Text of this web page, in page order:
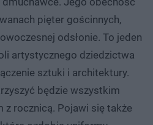
pięter gościnnych,
odsłonie. To jeden
artystycznego dziedzictwa
sztuki i architektury.
będzie wszystkim
z rocznicą. Pojawi się także